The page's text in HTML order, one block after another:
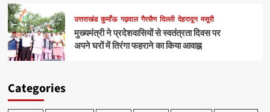
उत्तराखंड कुमाँऊ गढ़वाल गैरसैण दिल्ली देहरादून मसूरी
मुख्यमंत्री ने प्रदेशवासियों से स्वतंत्रता दिवस पर
अपने घरों में तिरंगा फहराने का किया आवाह्न
Categories